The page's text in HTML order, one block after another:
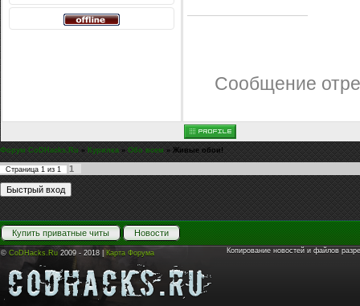
Сообщение
Форум CoDHacks.Ru » Курилка » Обо всем » Живые обои!
Страница 1 из 1 1
Купить приватные читы Новости
© CoDHacks.Ru 2009 - 2018 | Карта Форума Копирование новостей и файлов